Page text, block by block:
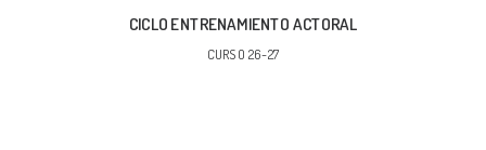
CICLO ENTRENAMIENTO ACTORAL
CURSO 26-27